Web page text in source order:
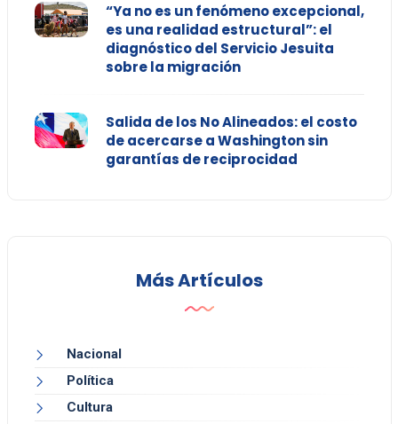
“Ya no es un fenómeno excepcional,
es una realidad estructural”: el
diagnóstico del Servicio Jesuita
sobre la migración
Salida de los No Alineados: el costo
de acercarse a Washington sin
garantías de reciprocidad
Más Artículos
Nacional
Política
Cultura